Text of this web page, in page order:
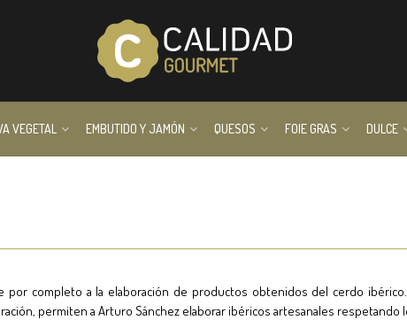
VEGETAL EMBUTIDO Y JAMÓN QUESOS FOIE GRAS DULCE
por completo a la elaboración de productos obtenidos del cerdo
permiten a Arturo Sánchez elaborar ibéricos artesanales